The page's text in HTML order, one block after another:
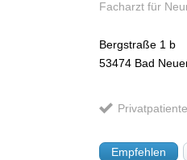
Facharzt für
Bergstraße 1 b
53474 Bad
Empfehlen